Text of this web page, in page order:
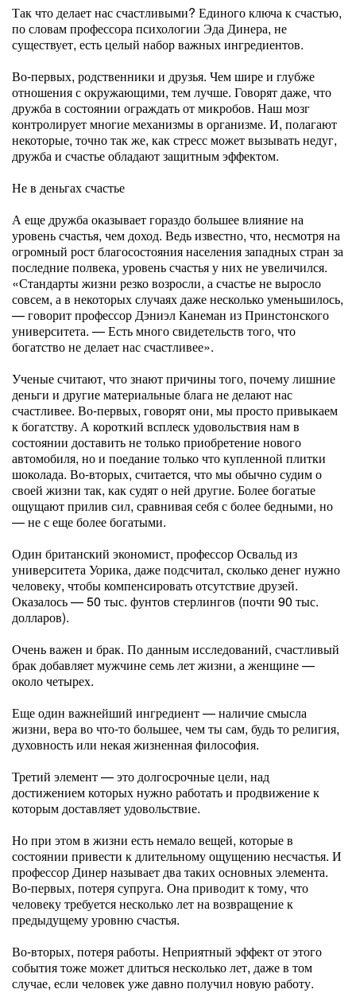
Так что делает нас счастливыми? Единого ключа к счастью,
по словам профессора психологии Эда Динера, не
существует, есть целый набор важных ингредиентов.
Во-первых, родственники и друзья. Чем шире и глубже
отношения с окружающими, тем лучше. Говорят даже, что
дружба в состоянии ограждать от микробов. Наш мозг
контролирует многие механизмы в организме. И, полагают
некоторые, точно так же, как стресс может вызывать недуг,
дружба и счастье обладают защитным эффектом.
Не в деньгах счастье
А еще дружба оказывает гораздо большее влияние на
уровень счастья, чем доход. Ведь известно, что, несмотря на
огромный рост благосостояния населения западных стран за
последние полвека, уровень счастья у них не увеличился.
«Стандарты жизни резко возросли, а счастье не выросло
совсем, а в некоторых случаях даже несколько уменьшилось,
— говорит профессор Дэниэл Канеман из Принстонского
университета. — Есть много свидетельств того, что
богатство не делает нас счастливее».
Ученые считают, что знают причины того, почему лишние
деньги и другие материальные блага не делают нас
счастливее. Во-первых, говорят они, мы просто привыкаем
к богатству. А короткий всплеск удовольствия нам в
состоянии доставить не только приобретение нового
автомобиля, но и поедание только что купленной плитки
шоколада. Во-вторых, считается, что мы обычно судим о
своей жизни так, как судят о ней другие. Более богатые
ощущают прилив сил, сравнивая себя с более бедными, но
— не с еще более богатыми.
Один британский экономист, профессор Освальд из
университета Уорика, даже подсчитал, сколько денег нужно
человеку, чтобы компенсировать отсутствие друзей.
Оказалось — 50 тыс. фунтов стерлингов (почти 90 тыс.
долларов).
Очень важен и брак. По данным исследований, счастливый
брак добавляет мужчине семь лет жизни, а женщине —
около четырех.
Еще один важнейший ингредиент — наличие смысла
жизни, вера во что-то большее, чем ты сам, будь то религия,
духовность или некая жизненная философия.
Третий элемент — это долгосрочные цели, над
достижением которых нужно работать и продвижение к
которым доставляет удовольствие.
Но при этом в жизни есть немало вещей, которые в
состоянии привести к длительному ощущению несчастья. И
профессор Динер называет два таких основных элемента.
Во-первых, потеря супруга. Она приводит к тому, что
человеку требуется несколько лет на возвращение к
предыдущему уровню счастья.
Во-вторых, потеря работы. Неприятный эффект от этого
события тоже может длиться несколько лет, даже в том
случае, если человек уже давно получил новую работу.